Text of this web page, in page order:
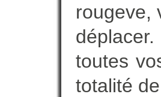
rougeve,
toutes
totalité